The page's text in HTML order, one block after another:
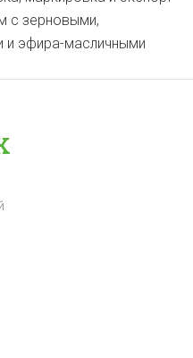
с зерновыми,
эфира-масличными